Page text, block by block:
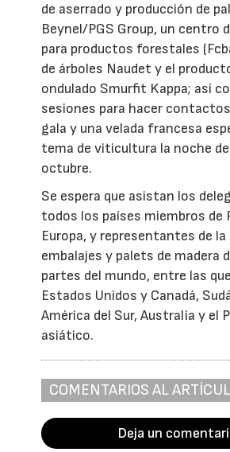
de aserrado y producción de
Beynel/PGS Group, un centro
para productos forestales
de árboles Naudet y el
ondulado Smurfit Kappa; así
sesiones para hacer
gala y una velada francesa
tema de viticultura la noche
octubre.
Se espera que asistan los
todos los países miembros de
Europa, y representantes de
embalajes y palets de madera
partes del mundo, entre las
Estados Unidos y Canadá,
América del Sur, Australia y el
asiático.
COMENTARIOS AL
Deja un